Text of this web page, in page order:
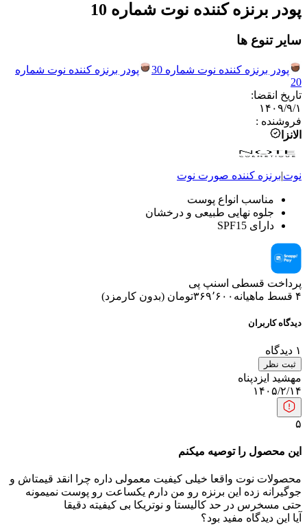
پودر برنزه کننده نوت شماره 10
سایر تنوع ها
پودر برنزه کننده نوت شماره 30
پودر برنزه کننده نوت شماره
20
تاریخ انقضا:
۱۴۰۹/۹/۱
فروشنده :
الانزا
نوت|برنزه کننده صورت نوت
مناسب انواع پوست
جلوه نهایی طبیعی و درخشان
دارای SPF15
پرداخت قسطی اسنپ پی
۴ قسط ماهیانه
۳۶۹٬۶۰۰تومان (بدون کارمزد)
دیدگاه کاربران
۱ دیدگاه
ثبت نظر
مهشید ایزدپناه
۱۴۰۵/۲/۱۴
۵
این محصول را توصیه میکنم
محصولات نوت واقعا خیلی کیفیت معمولی داره چرا انقد قیمتاش و
جوگیرانه زده این برنزه رو من دارم یکساعت رو پوست نمیمونه
حتی مسخرس در حد کالیستا و نوتریکا بی کیفیته دقیقا
آیا این دیدگاه مفید بود؟